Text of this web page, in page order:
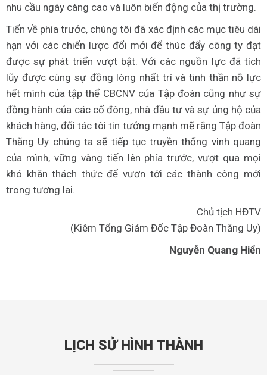
nhu cầu ngày càng cao và luôn biến động của thị trường.
Tiến về phía trước, chúng tôi đã xác định các mục tiêu dài
hạn với các chiến lược đổi mới để thúc đẩy công ty đạt
được sự phát triển vượt bật. Với các nguồn lực đã tích
lũy được cùng sự đồng lòng nhất trí và tinh thần nỗ lực
hết mình của tập thể CBCNV của Tập đoàn cũng như sự
đồng hành của các cổ đông, nhà đầu tư và sự ủng hộ của
khách hàng, đối tác tôi tin tưởng mạnh mẽ rằng Tập đoàn
Thăng Uy chúng ta sẽ tiếp tục truyền thống vinh quang
của mình, vững vàng tiến lên phía trước, vượt qua mọi
khó khăn thách thức để vươn tới các thành công mới
trong tương lai.
Chủ tịch HĐTV
(Kiêm Tổng Giám Đốc Tập Đoàn Thăng Uy)
Nguyễn Quang Hiển
LỊCH SỬ HÌNH THÀNH